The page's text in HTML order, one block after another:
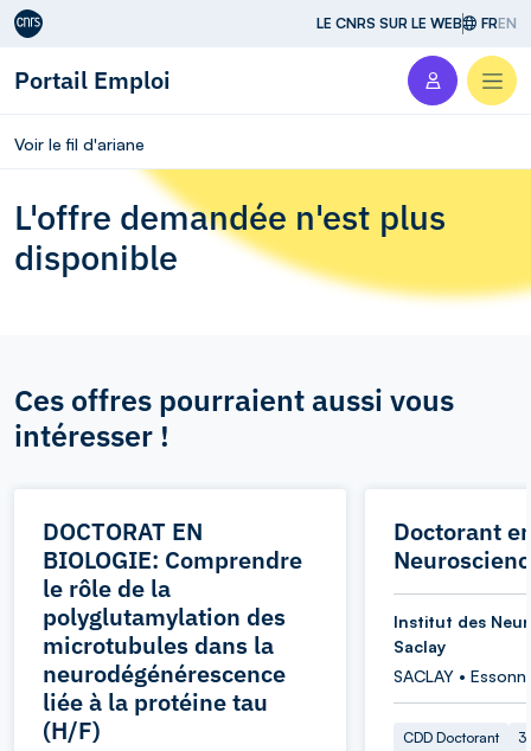
Aller au contenu LE CNRS SUR LE WEB FREN
Portail Emploi
Voir le fil d'ariane
L'offre demandée n'est plus
disponible
Ces offres pourraient aussi vous
intéresser !
DOCTORAT EN
BIOLOGIE: Comprendre
le rôle de la
polyglutamylation des
microtubules dans la
neurodégénérescence
liée à la protéine tau
(H/F)
Doctorant
Institut des
Saclay
SACLAY •
CDD Doctorant